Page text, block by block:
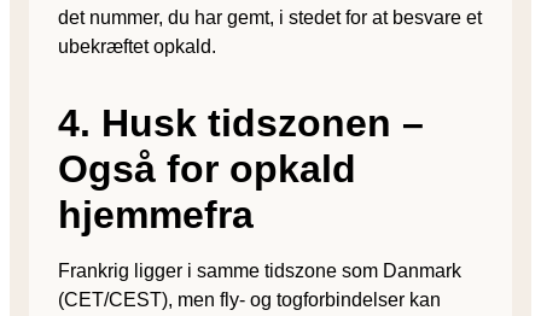
det nummer, du har gemt, i stedet for at besvare et
ubekræftet opkald.
4. Husk tidszonen –
Også for opkald
hjemmefra
Frankrig ligger i samme tidszone som Danmark
(CET/CEST), men fly- og togforbindelser kan